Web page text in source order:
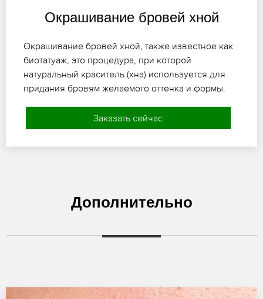
Окрашивание бровей хной
Окрашивание бровей хной, также известное как
биотатуаж, это процедура, при которой
натуральный краситель (хна) используется для
придания бровям желаемого оттенка и формы.
Заказать сейчас
Дополнительно